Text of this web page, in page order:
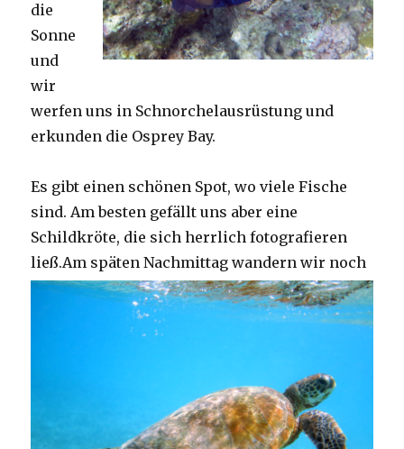
die
Sonne
und
wir
werfen uns in Schnorchelausrüstung und
erkunden die Osprey Bay.
Es gibt einen schönen Spot, wo viele Fische
sind. Am besten gefällt uns aber eine
Schildkröte, die sich herrlich fotografieren
ließ.Am späten Nachmittag wandern wir noch